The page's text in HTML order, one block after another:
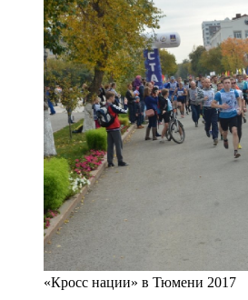
«Кросс нации» в Тюмени 2017